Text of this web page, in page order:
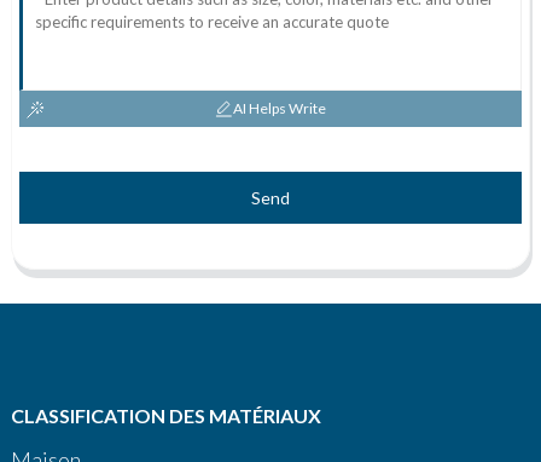
AI Helps Write
Send
CLASSIFICATION DES MATÉRIAUX